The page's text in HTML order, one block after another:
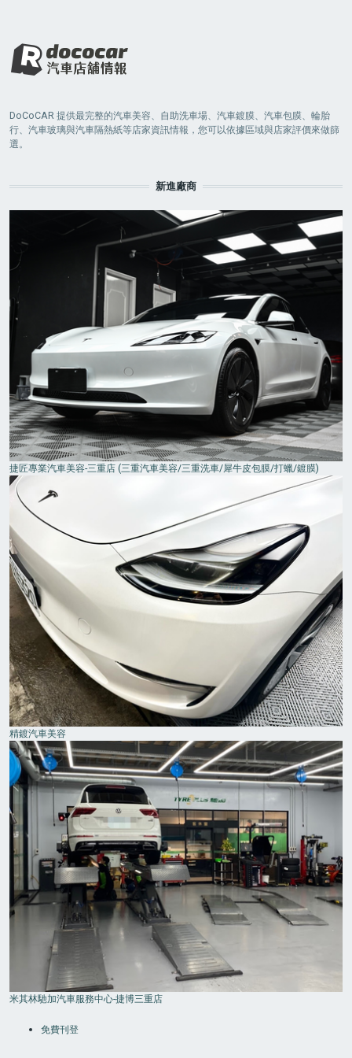
DoCoCAR 提供最完整的汽車美容、自助洗車場、汽車鍍膜、汽車包膜、輪胎
行、汽車玻璃與汽車隔熱紙等店家資訊情報，您可以依據區域與店家評價來做篩
選。
新進廠商
捷匠專業汽車美容-三重店 (三重汽車美容/三重洗車/犀牛皮包膜/打蠟/鍍膜)
精鍍汽車美容
米其林馳加汽車服務中心-捷博三重店
MENU免費刊登